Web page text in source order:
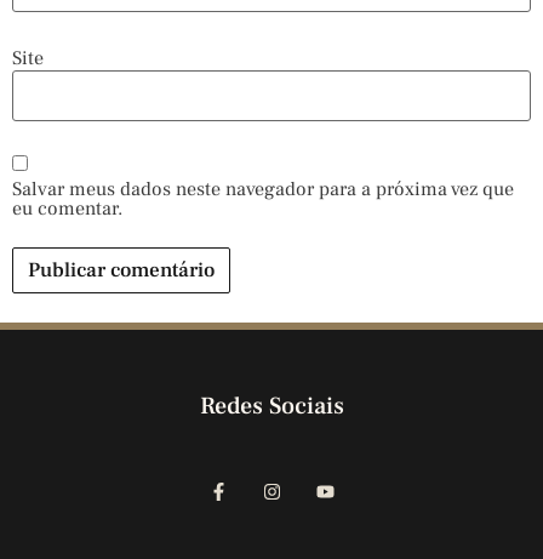
Site
Salvar meus dados neste navegador para a próxima vez que
eu comentar.
Redes Sociais